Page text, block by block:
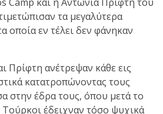
τα μεγαλύτερα
οποία εν τέλει δεν φάνηκαν
Πρίφτη ανέτρεψαν κάθε εις
κατατροπώνοντας τους
στην έδρα τους, όπου μετά το
έδειχναν τόσο ψυχικά